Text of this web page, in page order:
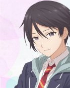
2.5次元
最新記事一覧
アニメ記事一覧